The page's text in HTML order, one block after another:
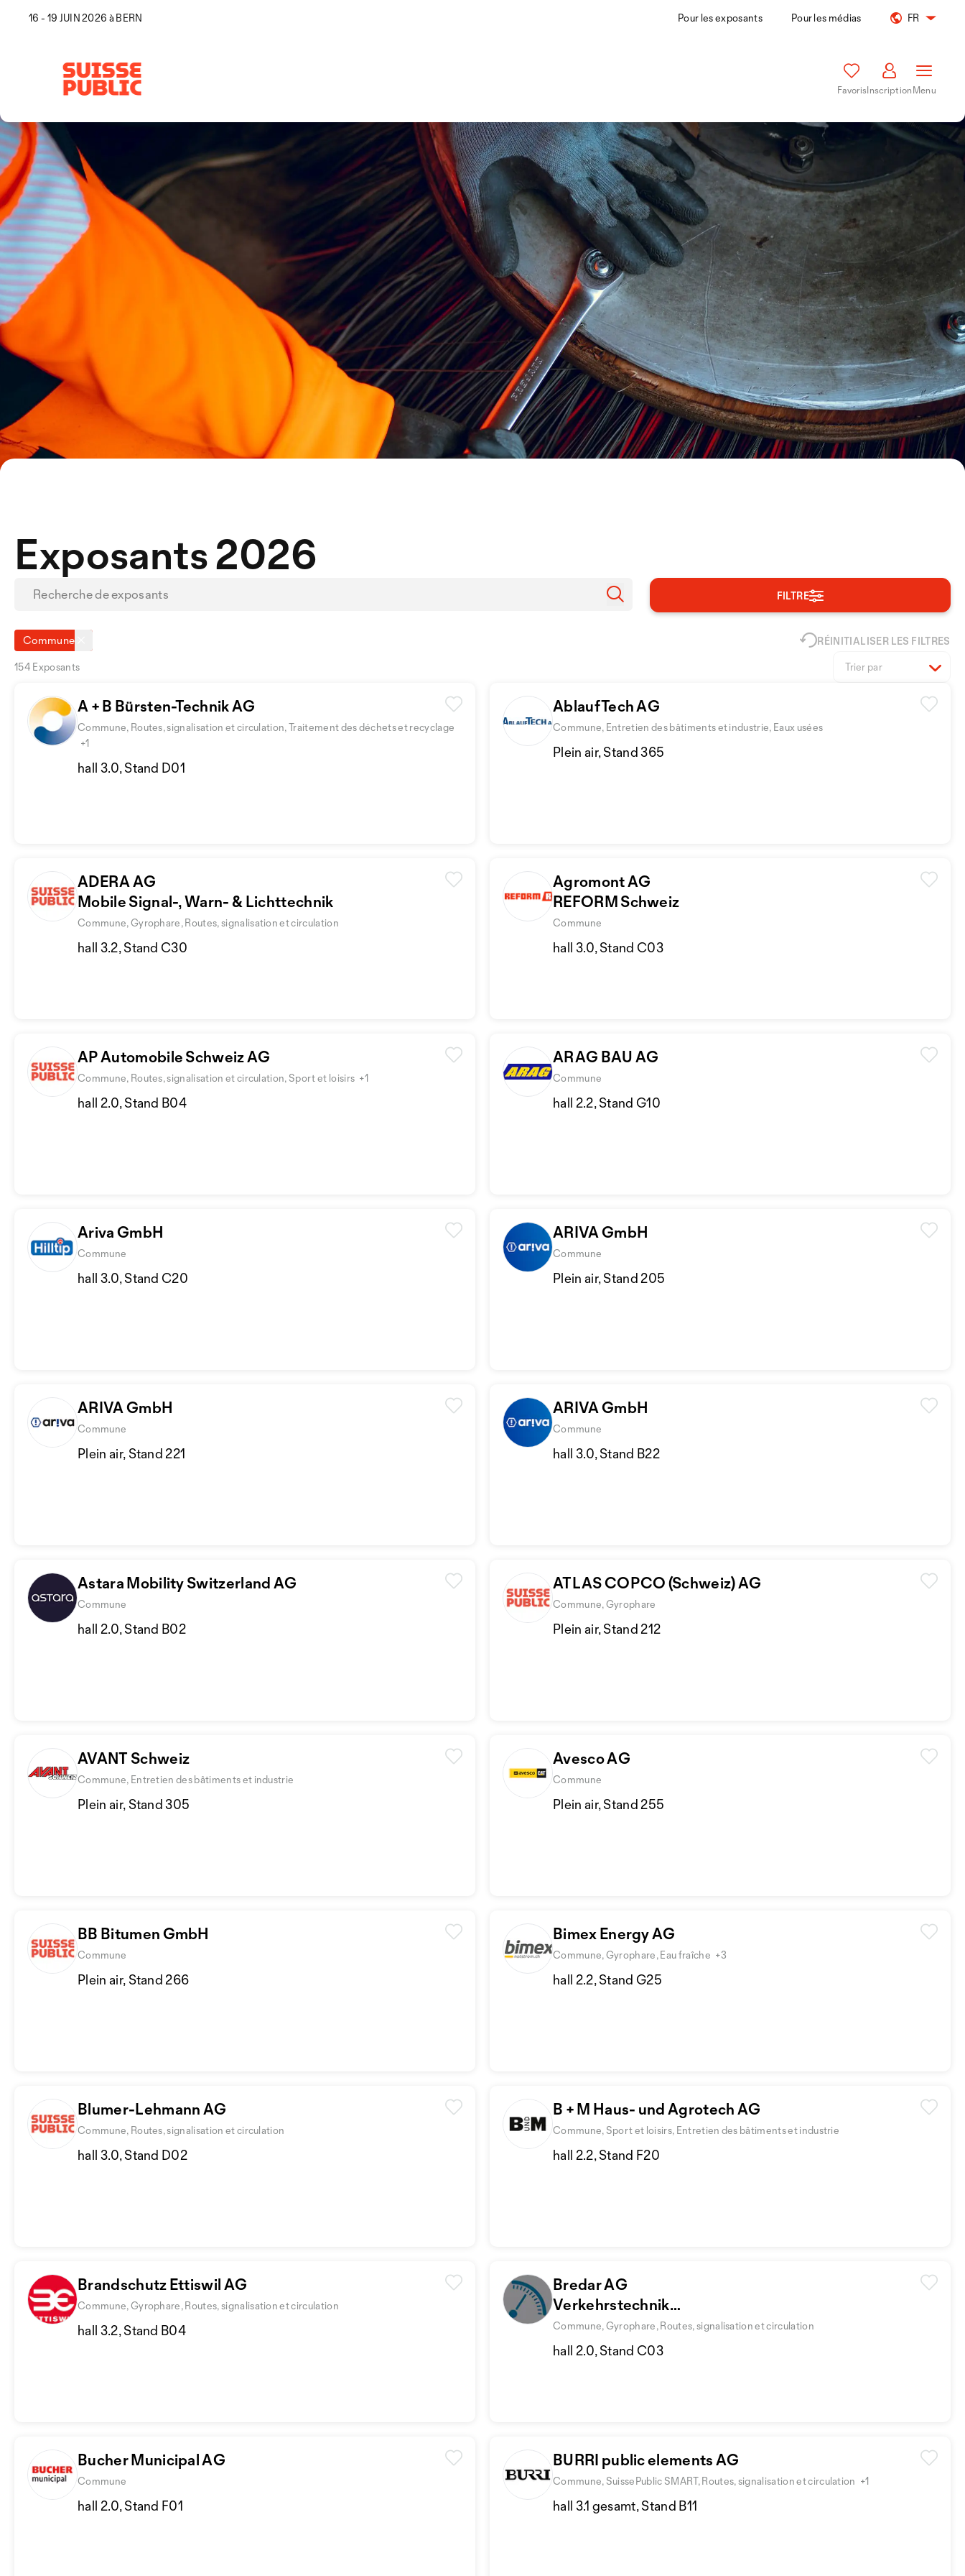
16 - 19 JUIN 2026 à BERN Pour les exposants Pour les médias FR
FavorisInscriptionMenu
Exposants 2026
FILTRE
Commune RÉINITIALISER LES FILTRES
154 Exposants Trier par
A + B Bürsten-Technik AG
Commune, Routes, signalisation et circulation, Traitement des déchets et recyclage
+1
hall 3.0, Stand D01
AblaufTech AG
Commune, Entretien des bâtiments et industrie, Eaux usées
Plein air, Stand 365
ADERA AG
Mobile Signal-, Warn- & Lichttechnik
Commune, Gyrophare, Routes, signalisation et circulation
hall 3.2, Stand C30
Agromont AG
REFORM Schweiz
Commune
hall 3.0, Stand C03
AP Automobile Schweiz AG
Commune, Routes, signalisation et circulation, Sport et loisirs +1
hall 2.0, Stand B04
ARAG BAU AG
Commune
hall 2.2, Stand G10
Ariva GmbH
Commune
hall 3.0, Stand C20
ARIVA GmbH
Commune
Plein air, Stand 205
ARIVA GmbH
Commune
Plein air, Stand 221
ARIVA GmbH
Commune
hall 3.0, Stand B22
Astara Mobility Switzerland AG
Commune
hall 2.0, Stand B02
ATLAS COPCO (Schweiz) AG
Commune, Gyrophare
Plein air, Stand 212
AVANT Schweiz
Commune, Entretien des bâtiments et industrie
Plein air, Stand 305
Avesco AG
Commune
Plein air, Stand 255
BB Bitumen GmbH
Commune
Plein air, Stand 266
Bimex Energy AG
Commune, Gyrophare, Eau fraîche +3
hall 2.2, Stand G25
Blumer-Lehmann AG
Commune, Routes, signalisation et circulation
hall 3.0, Stand D02
B + M Haus- und Agrotech AG
Commune, Sport et loisirs, Entretien des bâtiments et industrie
hall 2.2, Stand F20
Brandschutz Ettiswil AG
Commune, Gyrophare, Routes, signalisation et circulation
hall 3.2, Stand B04
Bredar AG
Verkehrstechnik
Fabian Beck
Commune, Gyrophare, Routes, signalisation et circulation
hall 2.0, Stand C03
Bucher Municipal AG
Commune
hall 2.0, Stand F01
BURRI public elements AG
Commune, SuissePublic SMART, Routes, signalisation et circulation +1
hall 3.1 gesamt, Stand B11